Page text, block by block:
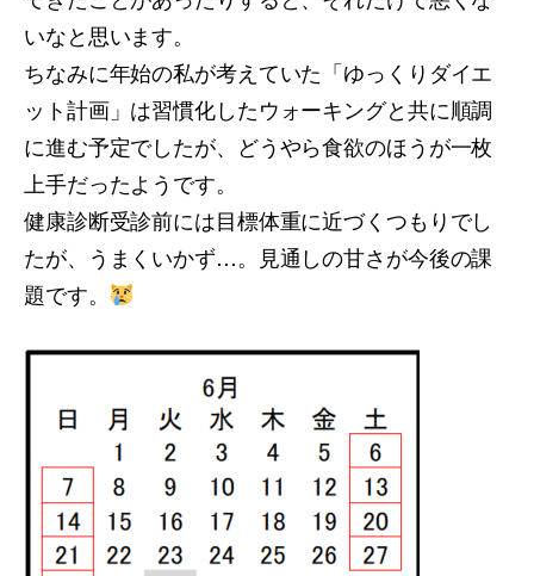
いなと思います。
ちなみに年始の私が考えていた「ゆっくりダイエ
ット計画」は習慣化したウォーキングと共に順調
に進む予定でしたが、どうやら食欲のほうが一枚
上手だったようです。
健康診断受診前には目標体重に近づくつもりでし
たが、うまくいかず…。見通しの甘さが今後の課
題です。